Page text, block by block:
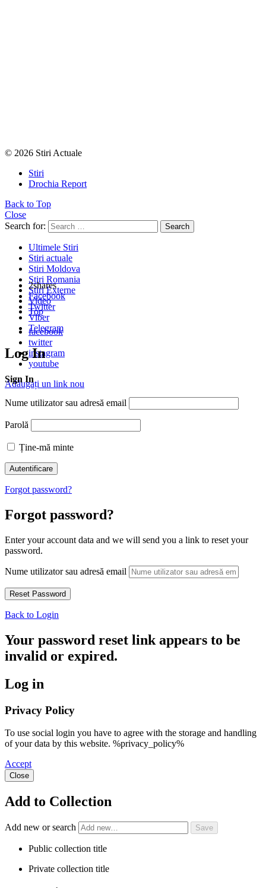
© 2026 Stiri Actuale
Stiri
Drochia Report
Back to Top
Close
Search for:
Search
Ultimele Stiri
Stiri actuale
Stiri Moldova
Stiri Romania
Stiri Externe
Video
Top
facebook
twitter
instagram
youtube
Adăugați un link nou
2shares
Facebook
Twitter
Viber
Telegram
Log In
Sign In
Nume utilizator sau adresă email
Parolă
Ține-mă minte
Forgot password?
Forgot password?
Enter your account data and we will send you a link to reset your
password.
Nume utilizator sau adresă email
Back to Login
Your password reset link appears to be
invalid or expired.
Log in
Privacy Policy
To use social login you have to agree with the storage and handling
of your data by this website. %privacy_policy%
Accept
Close
Add to Collection
Add new or search
Public collection title
Private collection title